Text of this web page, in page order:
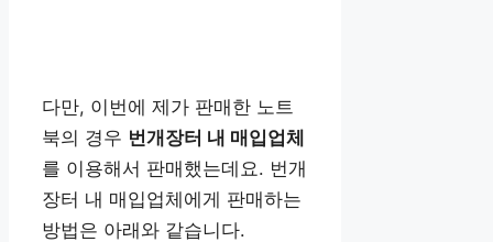
다만, 이번에 제가 판매한 노트
북의 경우 번개장터 내 매입업체
를 이용해서 판매했는데요. 번개
장터 내 매입업체에게 판매하는
방법은 아래와 같습니다.